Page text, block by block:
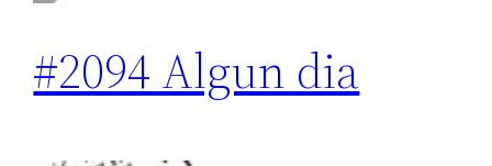
#2094 Algun dia